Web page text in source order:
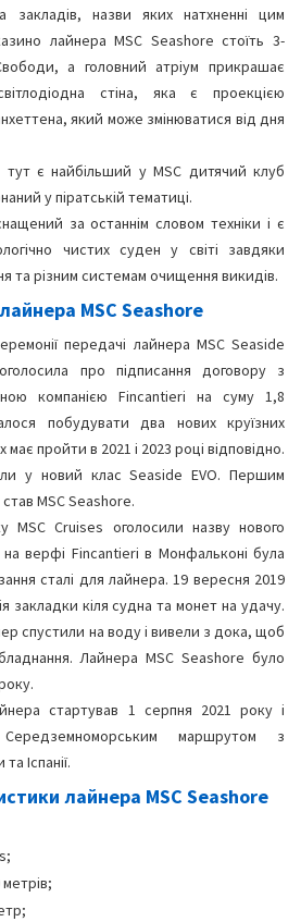
закладів, назви яких натхненні цим
лайнера MSC Seashore стоїть 3-
а головний атріум прикрашає
стіна, яка є проекцією
який може змінюватися від дня
є найбільший у MSC дитячий клуб
у піратській тематиці.
за останнім словом техніки і є
чистих суден у світі завдяки
та різним системам очищення викидів.
MSC Seashore
передачі лайнера MSC Seaside
про підписання договору з
компанією Fincantieri на суму 1,8
побудувати два нових круїзних
пройти в 2021 і 2023 році відповідно.
у новий клас Seaside EVO. Першим
MSC Seashore.
MSC Cruises оголосили назву нового
верфі Fincantieri в Монфальконі була
сталі для лайнера. 19 вересня 2019
закладки кіля судна та монет на удачу.
спустили на воду і вивели з дока, щоб
Лайнера MSC Seashore було
стартував 1 серпня 2021 року і
маршрутом з
Іспанії.
лайнера MSC Seashore